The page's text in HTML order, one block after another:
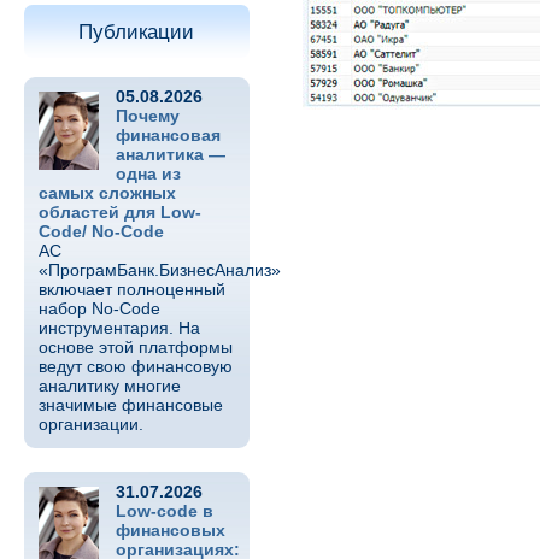
Публикации
05.08.2026
Почему
финансовая
аналитика —
одна из
самых сложных
областей для Low-
Code/ No-Code
АС
«ПрограмБанк.БизнесАнализ»
включает полноценный
набор No-Code
инструментария. На
основе этой платформы
ведут свою финансовую
аналитику многие
значимые финансовые
организации.
31.07.2026
Low-code в
финансовых
организациях: